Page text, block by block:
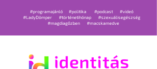
#programajánló #politika #podcast
#videó
#LadyDömper
#történetihónap
#szexuálisegészség
#magdiagőzben
#macskamedve